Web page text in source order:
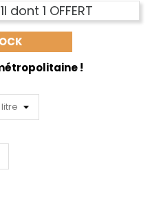
1 OFFERT
!